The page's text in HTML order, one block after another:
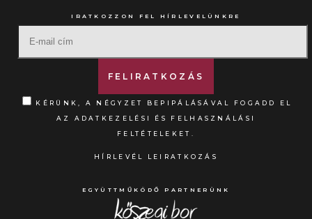
IRATKOZZON FEL HÍRLEVELÜNKRE
KÉRÜNK, A NÉGYZET BEPIPÁLÁSÁVAL FOGADD EL
AZ ADATKEZELÉSI ÉS FELHASZNÁLÁSI
FELTÉTELEKET.
HÍRLEVÉL LEIRATKOZÁS
EGYÜTTMŰKÖDŐ PARTNERÜNK